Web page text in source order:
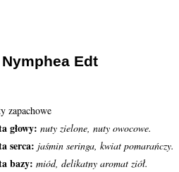
Edt
zapachowe
głowy: nuty zielone, nuty owocowe.
serca: jaśmin seringa, kwiat pomarańczy.
bazy: miód, delikatny aromat ziół.